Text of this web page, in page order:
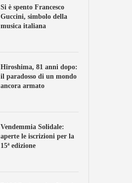
Si è spento Francesco
Guccini, simbolo della
musica italiana
Hiroshima, 81 anni dopo:
il paradosso di un mondo
ancora armato
Vendemmia Solidale:
aperte le iscrizioni per la
15ª edizione